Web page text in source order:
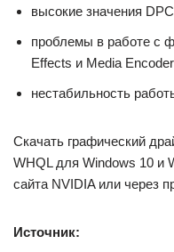
высокие значения
проблемы в работе с
Effects и Media
нестабильность
Скачать графический
WHQL для Windows 10 и
сайта NVIDIA или через
Источник: